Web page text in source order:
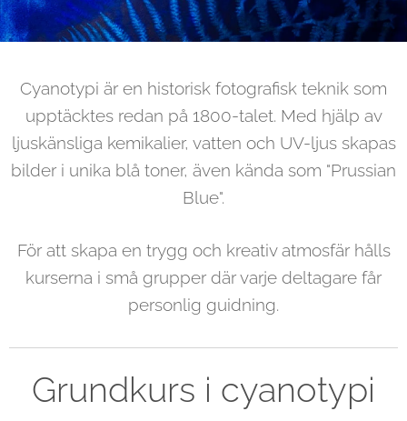
Cyanotypi är en historisk fotografisk teknik som
upptäcktes redan på 1800-talet. Med hjälp av
ljuskänsliga kemikalier, vatten och UV-ljus skapas
bilder i unika blå toner, även kända som "Prussian
Blue".
För att skapa en trygg och kreativ atmosfär hålls
kurserna i små grupper där varje deltagare får
personlig guidning.
Grundkurs i cyanotypi